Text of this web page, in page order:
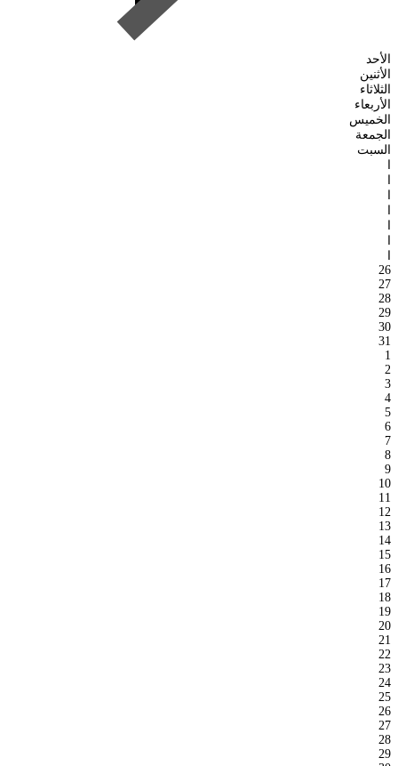
الأحد
الأثنين
الثلاثاء
الأربعاء
الخميس
الجمعة
السبت
26
27
28
29
30
31
1
2
3
4
5
6
7
8
9
10
11
12
13
14
15
16
17
18
19
20
21
22
23
24
25
26
27
28
29